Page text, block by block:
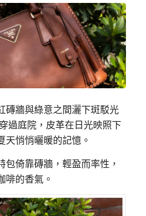
磚牆與綠意之間灑下斑駁光
過庭院，皮革在日光映照下
天悄悄曬暖的記憶。
倚靠磚牆，輕盈而率性，
啡的香氣。